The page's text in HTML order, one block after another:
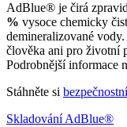
AdBlue® je čirá
% vysoce chemicky
demineralizované
člověka ani pro životní
Podrobnější informace
Stáhněte si
Skladování AdBlue®